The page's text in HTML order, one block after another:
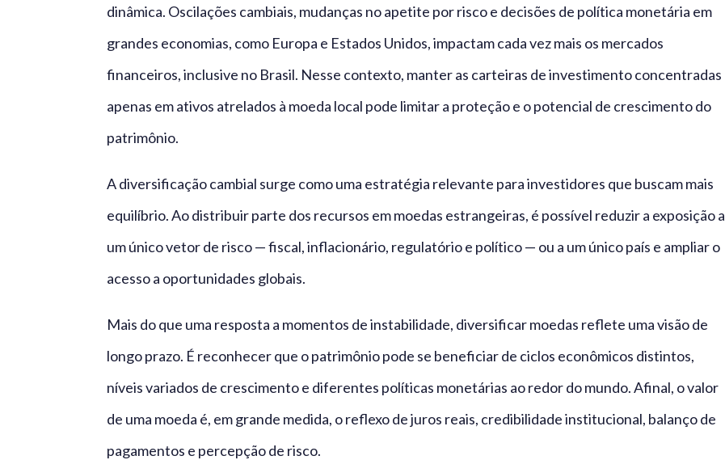
dinâmica. Oscilações cambiais, mudanças no apetite por risco e decisões de política monetária em
grandes economias, como Europa e Estados Unidos, impactam cada vez mais os mercados
financeiros, inclusive no Brasil. Nesse contexto, manter as carteiras de investimento concentradas
apenas em ativos atrelados à moeda local pode limitar a proteção e o potencial de crescimento do
patrimônio.
A diversificação cambial surge como uma estratégia relevante para investidores que buscam mais
equilíbrio. Ao distribuir parte dos recursos em moedas estrangeiras, é possível reduzir a exposição a
um único vetor de risco — fiscal, inflacionário, regulatório e político — ou a um único país e ampliar o
acesso a oportunidades globais.
Mais do que uma resposta a momentos de instabilidade, diversificar moedas reflete uma visão de
longo prazo. É reconhecer que o patrimônio pode se beneficiar de ciclos econômicos distintos,
níveis variados de crescimento e diferentes políticas monetárias ao redor do mundo. Afinal, o valor
de uma moeda é, em grande medida, o reflexo de juros reais, credibilidade institucional, balanço de
pagamentos e percepção de risco.